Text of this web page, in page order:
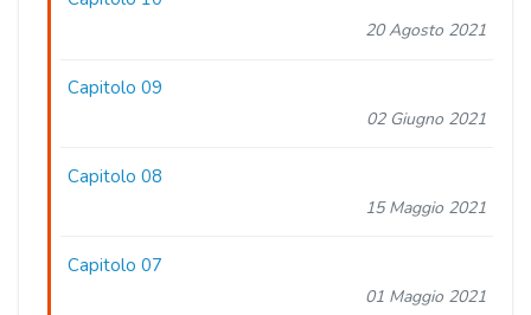
20 Agosto 2021
Capitolo 09
02 Giugno 2021
Capitolo 08
15 Maggio 2021
Capitolo 07
01 Maggio 2021